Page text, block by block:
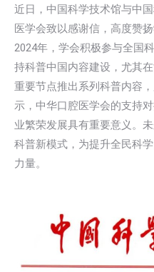
近日，中国科学技术馆与中
医学会致以感谢信，高度赞
2024年，学会积极参与全国
持科普中国内容建设，尤其
重要节点推出系列科普内容
示，中华口腔医学会的支持
业繁荣发展具有重要意义。
科普新模式，为提升全民科
力量。